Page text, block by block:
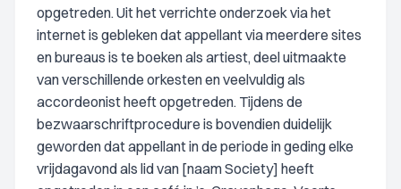
opgetreden. Uit het verrichte onderzoek via het
internet is gebleken dat appellant via meerdere sites
en bureaus is te boeken als artiest, deel uitmaakte
van verschillende orkesten en veelvuldig als
accordeonist heeft opgetreden. Tijdens de
bezwaarschriftprocedure is bovendien duidelijk
geworden dat appellant in de periode in geding elke
vrijdagavond als lid van [naam Society] heeft